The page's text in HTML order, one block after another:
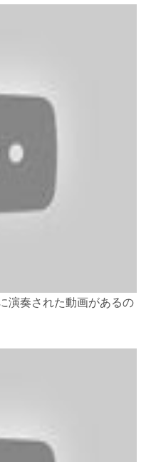
演奏された動画があるの